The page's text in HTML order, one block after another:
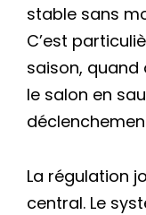
stable sans
C’est
saison,
le salon en
La régulation
central. Le